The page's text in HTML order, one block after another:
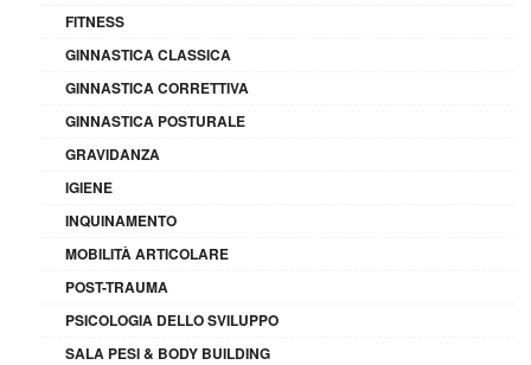
FITNESS
GINNASTICA CLASSICA
GINNASTICA CORRETTIVA
GINNASTICA POSTURALE
GRAVIDANZA
IGIENE
INQUINAMENTO
MOBILITÀ ARTICOLARE
POST-TRAUMA
PSICOLOGIA DELLO SVILUPPO
SALA PESI & BODY BUILDING